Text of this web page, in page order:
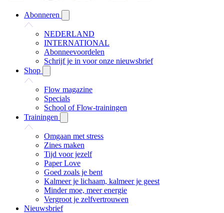
Abonneren
NEDERLAND
INTERNATIONAL
Abonneevoordelen
Schrijf je in voor onze nieuwsbrief
Shop
Flow magazine
Specials
School of Flow-trainingen
Trainingen
Omgaan met stress
Zines maken
Tijd voor jezelf
Paper Love
Goed zoals je bent
Kalmeer je lichaam, kalmeer je geest
Minder moe, meer energie
Vergroot je zelfvertrouwen
Nieuwsbrief